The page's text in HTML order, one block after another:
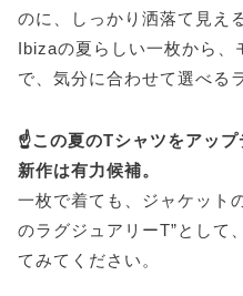
のに、しっかり洒落て見え
Ibizaの夏らしい一枚から、
で、気分に合わせて選べる
☝️この夏のTシャツをアッ
新作は有力候補。
一枚で着ても、ジャケット
のラグジュアリーT”として
てみてください。